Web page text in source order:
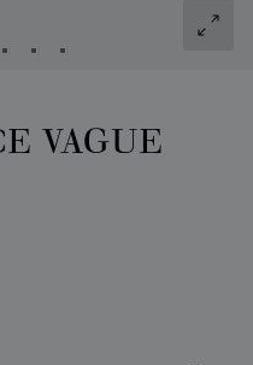
1
幻灯片 2
转到幻灯片 3
转到幻灯片 4
转到幻灯片 5
VAGUE